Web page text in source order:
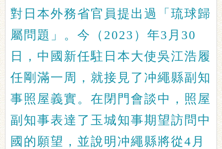
對日本外務省官員提出過「琉球歸
屬問題」。今（2023）年3月30
日，中國新任駐日本大使吳江浩履
任剛滿一周，就接見了冲繩縣副知
事照屋義實。在閉門會談中，照屋
副知事表達了玉城知事期望訪問中
國的願望，並說明冲繩縣將從4月